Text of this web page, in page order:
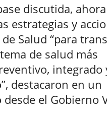
discutida,
estrategias y
de Salud “para
de salud más
integrado
destacaron en un
el Gobierno